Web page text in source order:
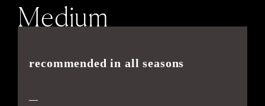
Medium
recommended in all seasons